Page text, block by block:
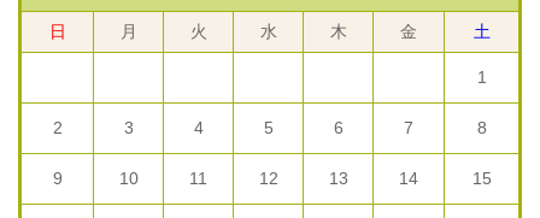
日 月 火 水 木 金 土
1
2 3 4 5 6 7 8
9 10 11 12 13 14 15